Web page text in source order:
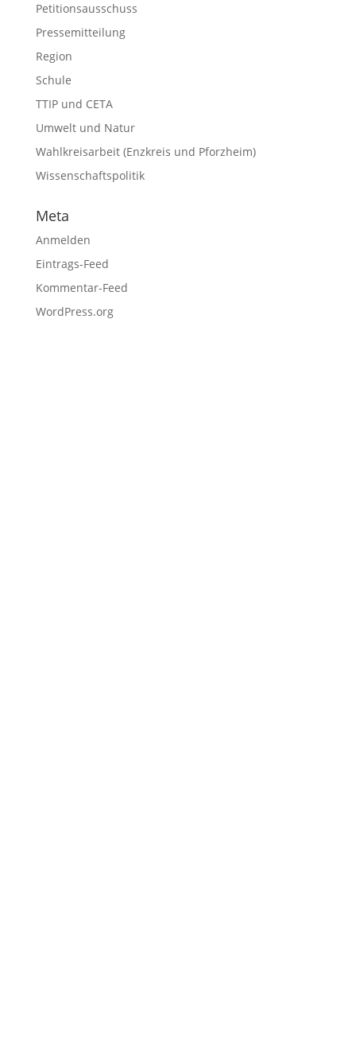
Petitionsausschuss
Pressemitteilung
Region
Schule
TTIP und CETA
Umwelt und Natur
Wahlkreisarbeit (Enzkreis und Pforzheim)
Wissenschaftspolitik
Meta
Anmelden
Eintrags-Feed
Kommentar-Feed
WordPress.org